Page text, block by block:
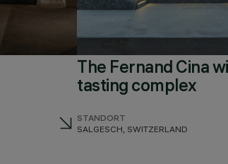
The Fernand Cina
tasting complex
STANDORT
SALGESCH, SWITZERLAND